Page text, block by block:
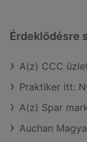
Érdeklődésre
A(z) CCC
Praktiker itt:
A(z) Spar
Auchan